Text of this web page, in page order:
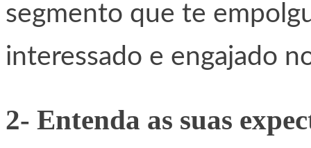
segmento que te
interessado e engajado
2- Entenda as suas